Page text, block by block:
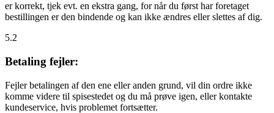
er korrekt, tjek evt. en ekstra gang, for når du først har foretaget
bestillingen er den bindende og kan ikke ændres eller slettes af dig.
5.2
Betaling fejler:
Fejler betalingen af den ene eller anden grund, vil din ordre ikke
komme videre til spisestedet og du må prøve igen, eller kontakte
kundeservice, hvis problemet fortsætter.